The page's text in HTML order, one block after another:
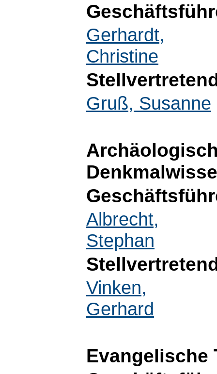
Gerhardt,
Christine
Gruß, Susanne
Albrecht,
Stephan
Vinken,
Gerhard
Evangelische